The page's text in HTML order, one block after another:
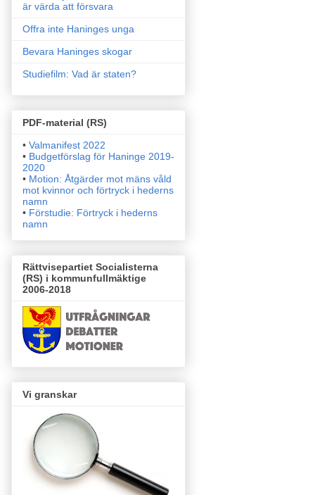
är värda att försvara
Offra inte Haninges unga
Bevara Haninges skogar
Studiefilm: Vad är staten?
PDF-material (RS)
• Valmanifest 2022
• Budgetförslag för Haninge 2019-
2020
• Motion: Åtgärder mot mäns våld
mot kvinnor och förtryck i hederns
namn
• Förstudie: Förtryck i hederns
namn
Rättvisepartiet Socialisterna
(RS) i kommunfullmäktige
2006-2018
Vi granskar